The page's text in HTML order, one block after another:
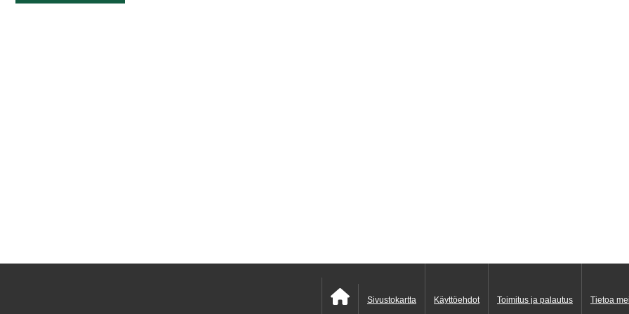
Sivustokartta Käyttöehdot Toimitus ja palautus Tietoa